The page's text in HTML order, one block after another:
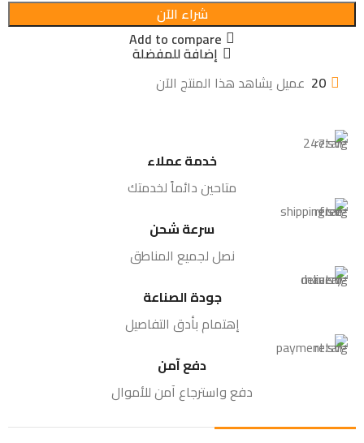
شراء الآن
Add to compare
إضافة للمفضلة
20 عميل يشاهد هذا المنتج الآن
خدمة عملاء
متاحين دائماً لخدمتك
سرعة شحن
نصل لجميع المناطق
جودة الصناعة
إهتمام بأدق التفاصيل
دفع آمن
دفع واسترجاع آمن للأموال